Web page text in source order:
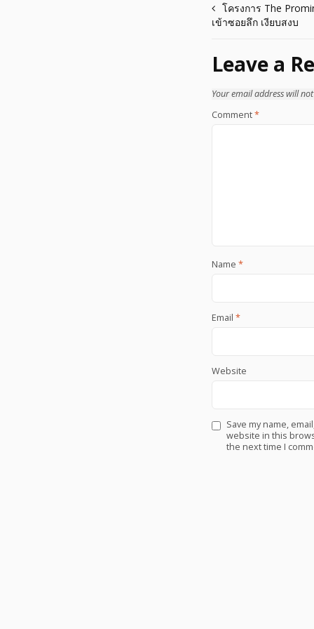
Post
โครงการ The
เข้าซอยลึก เงียบสงบ
Leave a
Your email address will
Comment*
Name *
Email *
Website
Save my name,
website in this
the next time I